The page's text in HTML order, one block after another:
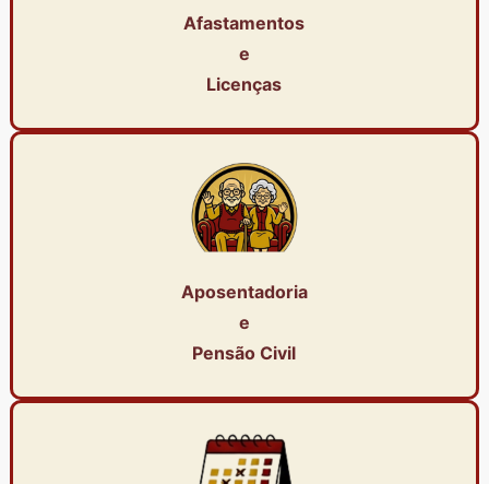
Afastamentos
e
Licenças
Aposentadoria
e
Pensão Civil